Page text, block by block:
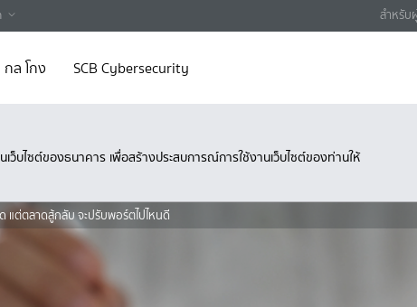
สำหรั
กล โกง SCB Cybersecurity
ว็บไซต์ของธนาคาร เพื่อสร้างประสบการณ์การใช้งานเว็บไซต์ของท่านให้
แต่ตลาดสู้กลับ จะปรับพอร์ตไปไหนดี